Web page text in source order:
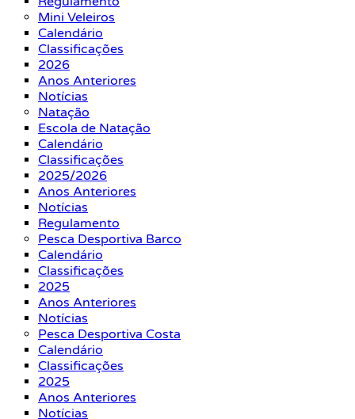
Mini Veleiros
Calendário
Classificações
2026
Anos Anteriores
Notícias
Natação
Escola de Natação
Calendário
Classificações
2025/2026
Anos Anteriores
Notícias
Regulamento
Pesca Desportiva Barco
Calendário
Classificações
2025
Anos Anteriores
Notícias
Pesca Desportiva Costa
Calendário
Classificações
2025
Anos Anteriores
Notícias